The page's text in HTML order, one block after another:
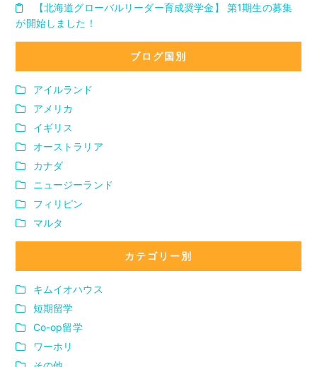
【北海道グローバルリーダー育成奨学金】 第1期生の募集
が開始しました！
ブログ国別
アイルランド
アメリカ
イギリス
オーストラリア
カナダ
ニュージーランド
フィリピン
マルタ
カテゴリー別
キムイオハウス
短期留学
Co-op留学
ワーホリ